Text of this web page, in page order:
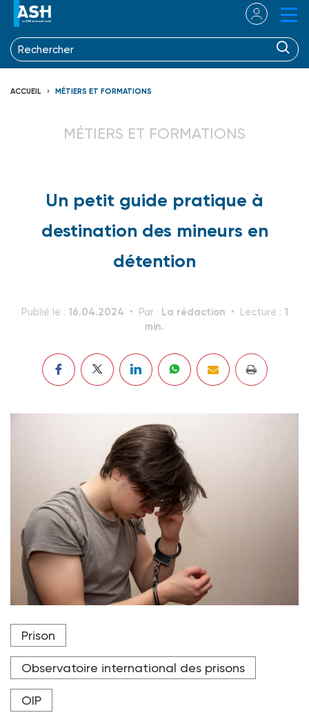
ACCUEIL MÉTIERS ET FORMATIONS
MÉTIERS ET FORMATIONS
Un petit guide pratique à
destination des mineurs en
détention
Publié le : 16.04.2024 Par : La rédaction Lecture : 1
min.
Le Syndicat de la magistrature, la commission mineurs
du Syndicat des avocats de France et le Syndicat
ont participé à l'élaboration du livret publié par l'OIP.
Crédit photo Adobe Stock
Prison
Observatoire international des prisons
OIP